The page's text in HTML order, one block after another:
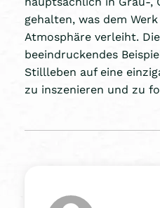
gehalten, was dem
Atmosphäre verleiht.
beeindruckendes
Stillleben auf eine
zu inszenieren und zu